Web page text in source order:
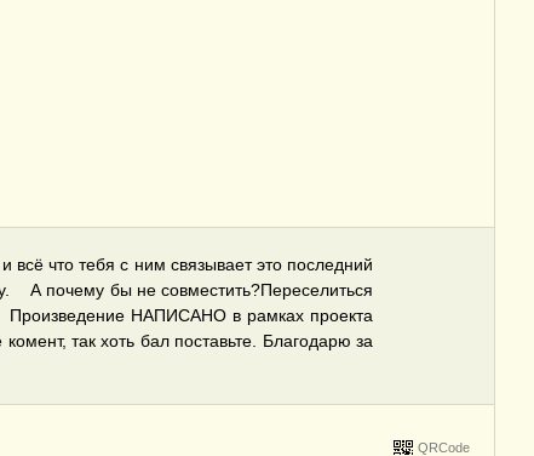
всё что тебя с ним связывает это последний
А почему бы не совместить?Переселиться
Произведение НАПИСАНО в рамках проекта
так хоть бал поставьте. Благодарю за
QRCode